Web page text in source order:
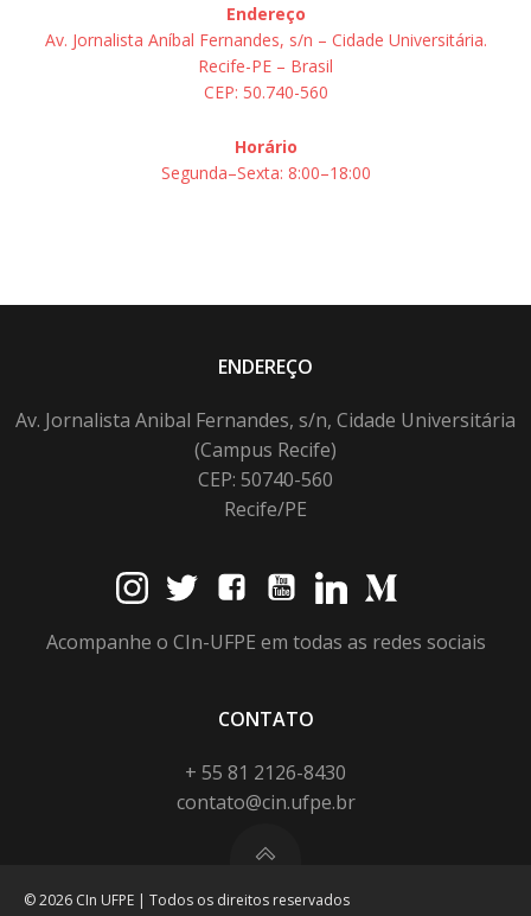
Endereço
Av. Jornalista Aníbal Fernandes, s/n – Cidade Universitária.
Recife-PE – Brasil
CEP: 50.740-560
Horário
Segunda–Sexta: 8:00–18:00
ENDEREÇO
Av. Jornalista Anibal Fernandes, s/n, Cidade Universitária
(Campus Recife)
CEP: 50740-560
Recife/PE
Acompanhe o CIn-UFPE em todas as redes sociais
CONTATO
+ 55 81 2126-8430
contato@cin.ufpe.br
© 2026 CIn UFPE | Todos os direitos reservados